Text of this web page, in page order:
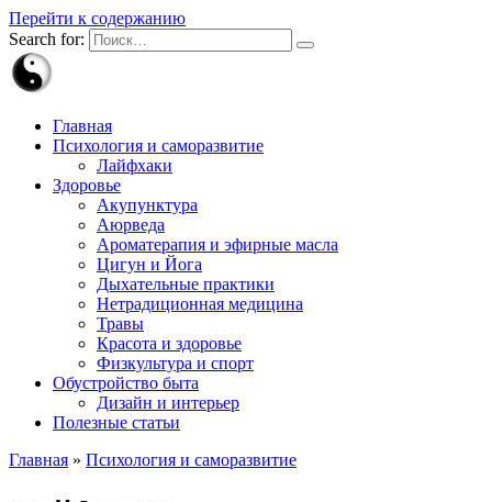
Перейти к содержанию
Search for:
Главная
Психология и саморазвитие
Лайфхаки
Здоровье
Акупунктура
Аюрведа
Ароматерапия и эфирные масла
Цигун и Йога
Дыхательные практики
Нетрадиционная медицина
Травы
Красота и здоровье
Физкультура и спорт
Обустройство быта
Дизайн и интерьер
Полезные статьи
Главная » Психология и саморазвитие